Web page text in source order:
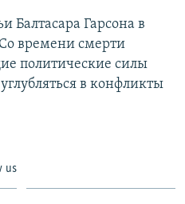
Балтасара Гарсона в
времени смерти
политические силы
в конфликты
us